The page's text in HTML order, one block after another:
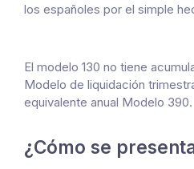
los españoles por el simple
El modelo 130 no tiene
Modelo de liquidación
equivalente anual Modelo 390.
¿Cómo se